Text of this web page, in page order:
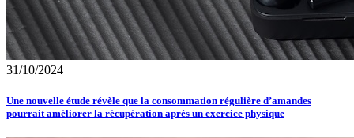
31/10/2024
Une nouvelle étude révèle que la consommation régulière d’amandes
pourrait améliorer la récupération après un exercice physique